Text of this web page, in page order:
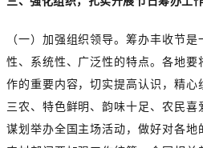
（一）加强组织领导。筹办丰收节
性、系统性、广泛性的特点。各地要
作的重要内容，切实提高认识，精心
三农、特色鲜明、韵味十足、农民
谋划举办全国主场活动，做好对各地